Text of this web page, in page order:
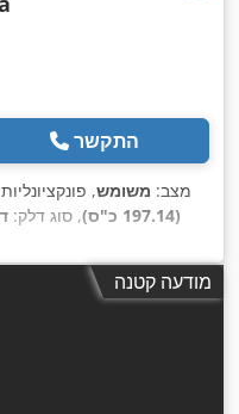
התקשר
מצב: משומש,
(197.14 כ"ס)
, סוג דלק:
מודעה קטנה